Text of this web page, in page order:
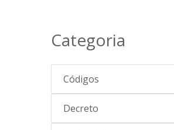
Categoria
Códigos
Decreto